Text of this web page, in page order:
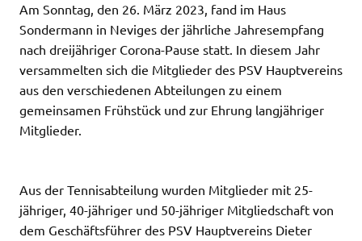
Am Sonntag, den 26. März 2023, fand im Haus
Sondermann in Neviges der jährliche Jahresempfang
nach dreijähriger Corona-Pause statt. In diesem Jahr
versammelten sich die Mitglieder des PSV Hauptvereins
aus den verschiedenen Abteilungen zu einem
gemeinsamen Frühstück und zur Ehrung langjähriger
Mitglieder.
Aus der Tennisabteilung wurden Mitglieder mit 25-
jähriger, 40-jähriger und 50-jähriger Mitgliedschaft von
dem Geschäftsführer des PSV Hauptvereins Dieter